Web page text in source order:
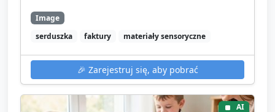
Image
serduszka
faktury materiały sensoryczne
🎉 Zarejestruj się, aby pobrać
AI